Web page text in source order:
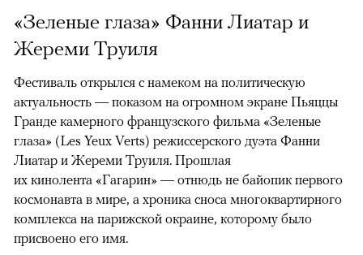
«Зеленые глаза» Фанни Лиатар и
Жереми Труиля
Фестиваль открылся с намеком на политическую
актуальность — показом на огромном экране Пьяццы
Гранде камерного французского фильма «Зеленые
глаза» (Les Yeux Verts) режиссерского дуэта Фанни
Лиатар и Жереми Труиля. Прошлая
их кинолента «Гагарин» — отнюдь не байопик первого
космонавта в мире, а хроника сноса многоквартирного
комплекса на парижской окраине, которому было
присвоено его имя.